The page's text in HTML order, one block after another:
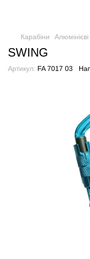
Карабіни Алюмінієві
SWING
Артикул: FA 7017 03